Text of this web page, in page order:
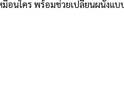
อนใคร พร้อมช่วยเปลี่ยนผนังแ